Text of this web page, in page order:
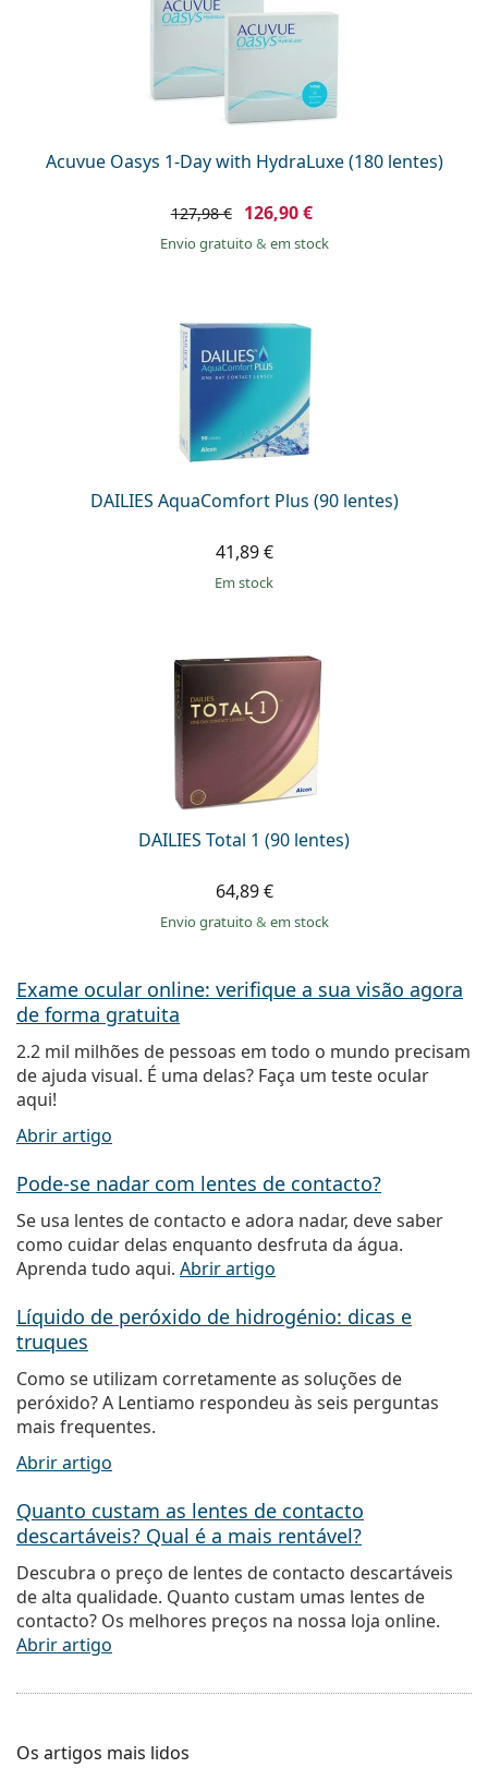
Acuvue Oasys 1-Day with HydraLuxe (180 lentes)
127,98 € 126,90 €
Envio gratuito& em stock
DAILIES AquaComfort Plus (90 lentes)
41,89 €
em stock
DAILIES Total 1 (90 lentes)
64,89 €
Envio gratuito& em stock
Exame ocular online: verifique a sua visão agora
de forma gratuita
2.2 mil milhões de pessoas em todo o mundo precisam
de ajuda visual. É uma delas? Faça um teste ocular
aqui!
Abrir artigo
Pode-se nadar com lentes de contacto?
Se usa lentes de contacto e adora nadar, deve saber
como cuidar delas enquanto desfruta da água.
Aprenda tudo aqui. Abrir artigo
Líquido de peróxido de hidrogénio: dicas e
truques
Como se utilizam corretamente as soluções de
peróxido? A Lentiamo respondeu às seis perguntas
mais frequentes.
Abrir artigo
Quanto custam as lentes de contacto
descartáveis? Qual é a mais rentável?
Descubra o preço de lentes de contacto descartáveis
de alta qualidade. Quanto custam umas lentes de
contacto? Os melhores preços na nossa loja online.
Abrir artigo
Os artigos mais lidos